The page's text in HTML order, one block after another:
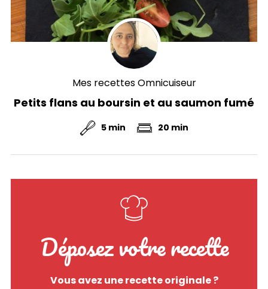
Mes recettes Omnicuiseur
Petits flans au boursin et au saumon fumé
5 min 20 min
Déposez votre recette
Vous avez une recette originale ?